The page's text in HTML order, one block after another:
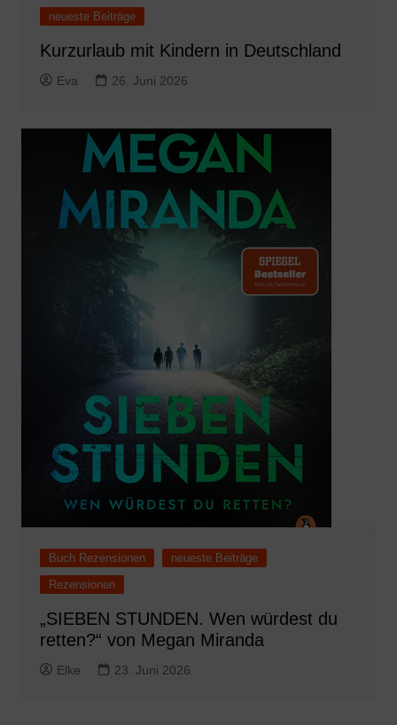
neueste Beiträge
Kurzurlaub mit Kindern in Deutschland
Eva 26. Juni 2026
Buch Rezensionen
neueste Beiträge
Rezensionen
„SIEBEN STUNDEN. Wen würdest du
retten?“ von Megan Miranda
Elke 23. Juni 2026